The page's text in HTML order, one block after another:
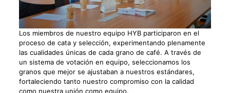
Los miembros de nuestro equipo HYB participaron en el
proceso de cata y selección, experimentando plenamente
las cualidades únicas de cada grano de café. A través de
un sistema de votación en equipo, seleccionamos los
granos que mejor se ajustaban a nuestros estándares,
fortaleciendo tanto nuestro compromiso con la calidad
como nuestra unión como equipo.